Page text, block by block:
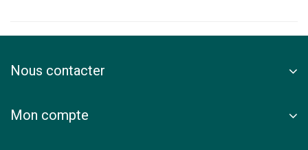
Nous contacter
Mon compte